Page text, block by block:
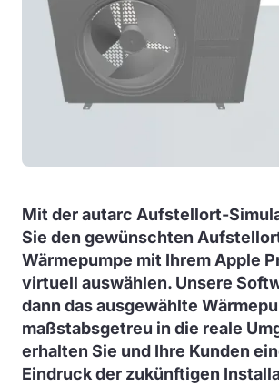
Mit der autarc Aufstellort-
Sie den gewünschten
Wärmepumpe mit Ihrem Apple
virtuell auswählen. Unsere
dann das ausgewählte
maßstabsgetreu in die reale
erhalten Sie und Ihre Kunden
Eindruck der zukünftigen